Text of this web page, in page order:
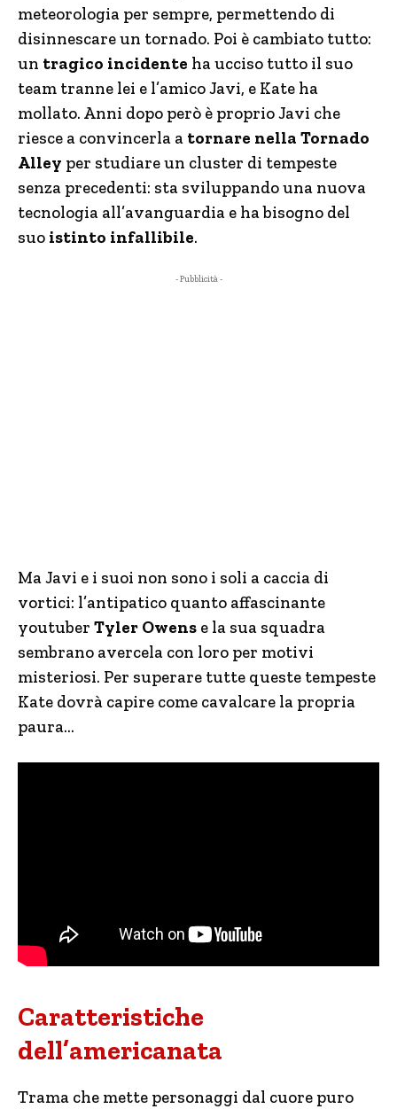
meteorologia per sempre, permettendo di
disinnescare un tornado. Poi è cambiato tutto:
un tragico incidente ha ucciso tutto il suo
team tranne lei e l’amico Javi, e Kate ha
mollato. Anni dopo però è proprio Javi che
riesce a convincerla a tornare nella Tornado
Alley per studiare un cluster di tempeste
senza precedenti: sta sviluppando una nuova
tecnologia all’avanguardia e ha bisogno del
suo istinto infallibile.
- Pubblicità -
Ma Javi e i suoi non sono i soli a caccia di
vortici: l’antipatico quanto affascinante
youtuber Tyler Owens e la sua squadra
sembrano avercela con loro per motivi
misteriosi. Per superare tutte queste tempeste
Kate dovrà capire come cavalcare la propria
paura…
Caratteristiche
dell’americanata
Trama che mette personaggi dal cuore puro